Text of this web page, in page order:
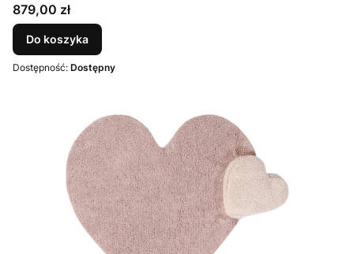
Cena
879,00 zł
Do koszyka
Dostępność: Dostępny